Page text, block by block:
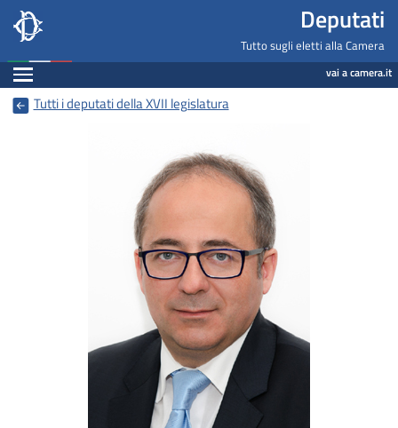
Deputati, Camera dei Deputati -
Salta al contenuto principale
Salta al menu di navigazione Deputati
Tutto sugli eletti alla Camera
Espandi vai a camera.it
Tutti i deputati della XVII legislatura
Navigazione pagine di servizio
Fine pagina
Salta al contenuto principale
Salta al menu di navigazione
Vai a inizio pagina